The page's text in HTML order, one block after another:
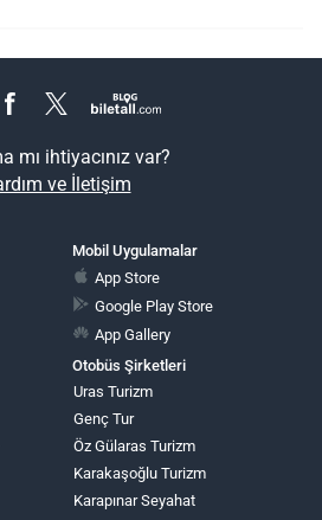
mı ihtiyacınız var?
ve İletişim
Mobil Uygulamalar
App Store
Google Play Store
App Gallery
Otobüs Şirketleri
Uras Turizm
Genç Tur
Öz Gülaras Turizm
Karakaşoğlu Turizm
Karapınar Seyahat